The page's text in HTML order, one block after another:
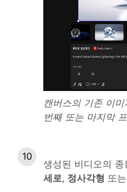
캔버스의 기존 이
번째 또는 마지막
생성된 비디오의
세로, 정사각형 또는